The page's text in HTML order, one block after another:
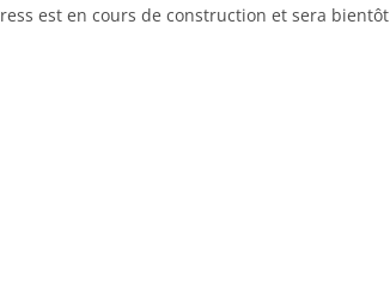
est en cours de construction et sera bientôt